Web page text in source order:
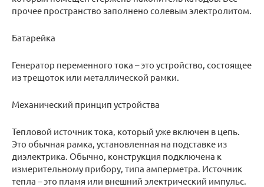
прочее пространство заполнено солевым электролитом.
Батарейка
Генератор переменного тока – это устройство, состоящее
из трещоток или металлической рамки.
Механический принцип устройства
Тепловой источник тока, который уже включен в цепь.
Это обычная рамка, установленная на подставке из
диэлектрика. Обычно, конструкция подключена к
измерительному прибору, типа амперметра. Источник
тепла – это пламя или внешний электрический импульс.